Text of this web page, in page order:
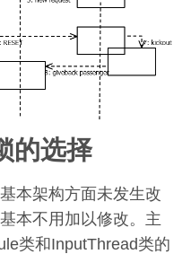
的选择
本架构方面未发生改
本不用加以修改。主
类和InputThread类的